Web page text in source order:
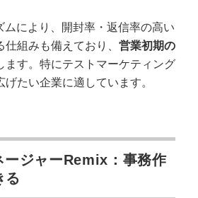
ムにより、開封率・返信率の高い
組みも備えており、 営業初期の
ます。特にテストマーケティング
たい企業に適しています。
ージャーRemix：事務作
る